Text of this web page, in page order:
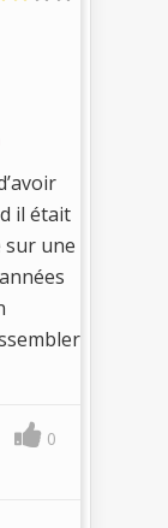
il était
sur une
0